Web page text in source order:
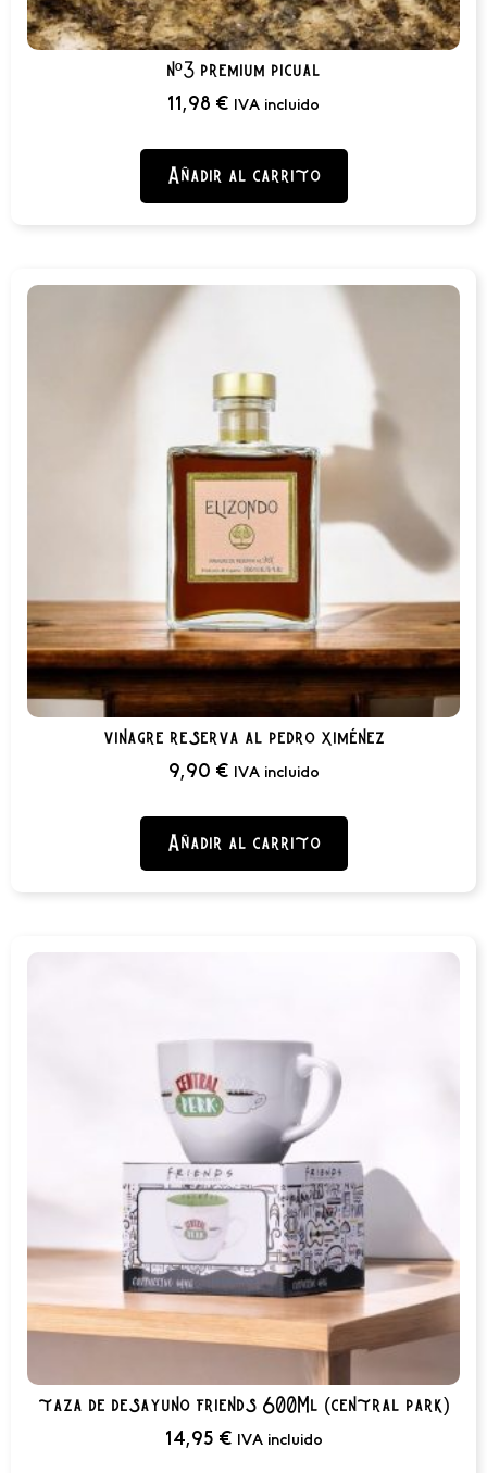
nº3 premium picual
11,98 € IVA incluido
Añadir al carrito
vinagre reserva al pedro ximénez
9,90 € IVA incluido
Añadir al carrito
taza de desayuno friends 600Ml (central park)
14,95 € IVA incluido